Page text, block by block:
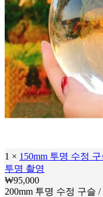
1 × 150mm 투명 수정
투명 촬영
₩95,000
200mm 투명 수정 구슬